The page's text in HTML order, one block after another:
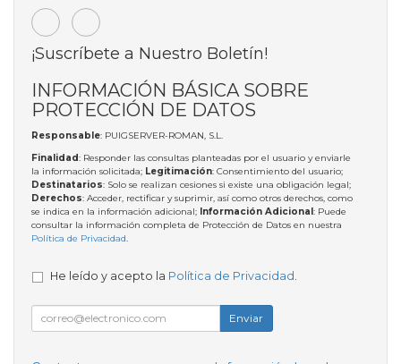
¡Suscríbete a Nuestro Boletín!
INFORMACIÓN BÁSICA SOBRE
PROTECCIÓN DE DATOS
Responsable: PUIGSERVER-ROMAN, S.L.
Finalidad: Responder las consultas planteadas por el usuario y enviarle
la información solicitada; Legitimación: Consentimiento del usuario;
Destinatarios: Solo se realizan cesiones si existe una obligación legal;
Derechos: Acceder, rectificar y suprimir, así como otros derechos, como
se indica en la información adicional; Información Adicional: Puede
consultar la información completa de Protección de Datos en nuestra
Política de Privacidad.
He leído y acepto la Política de Privacidad
Enviar